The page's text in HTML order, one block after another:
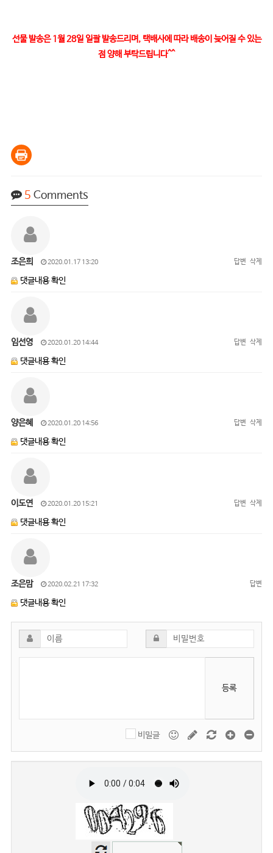
선물 발송은 1월 28일 일괄 발송드리며, 택배사에 따라 배송이 늦어질 수 있는
점 양해 부탁드립니다^^
5 Comments
조은희 2020.01.17 13:20 답변 삭제
댓글내용 확인
임선영 2020.01.20 14:44 답변 삭제
댓글내용 확인
양은혜 2020.01.20 14:56 답변 삭제
댓글내용 확인
이도연 2020.01.20 15:21 답변 삭제
댓글내용 확인
조은맘 2020.02.21 17:32 답변
댓글내용 확인
등록
비밀글